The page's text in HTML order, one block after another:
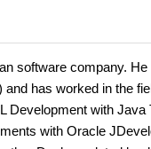
software company.
has worked in the
with Java
with Oracle